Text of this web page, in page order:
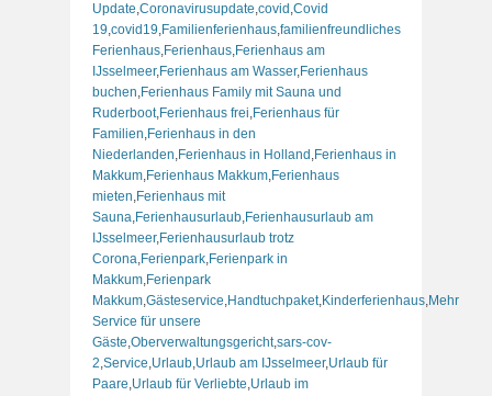
Update,Coronavirusupdate,covid ,Covid
19,covid19,Familienferienhaus,familienfreundliches
Ferienhaus,Ferienhaus,Ferienhaus am
IJsselmeer,Ferienhaus am Wasser,Ferienhaus
buchen,Ferienhaus Family mit Sauna und
Ruderboot,Ferienhaus frei,Ferienhaus für
Familien,Ferienhaus in den
Niederlanden,Ferienhaus in Holland ,Ferienhaus in
Makkum,Ferienhaus Makkum,Ferienhaus
mieten,Ferienhaus mit
Sauna,Ferienhausurlaub,Ferienhausurlaub am
IJsselmeer,Ferienhausurlaub trotz
Corona,Ferienpark,Ferienpark in
Makkum,Ferienpark
Makkum,Gästeservice,Handtuchpaket,Kinderferienhaus,Mehr
Service für unsere
Gäste,Oberverwaltungsgericht,sars-cov-
2,Service,Urlaub,Urlaub am IJsselmeer,Urlaub für
Paare,Urlaub für Verliebte,Urlaub im